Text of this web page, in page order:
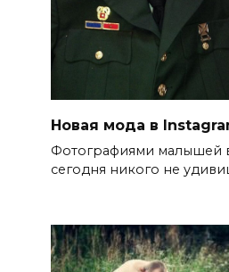
Новая мода в
Фотографиями малышей
сегодня никого не